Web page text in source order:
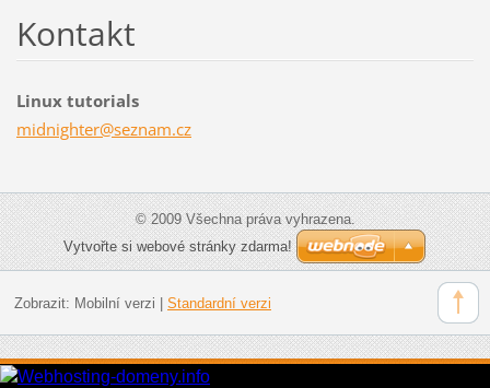
Kontakt
Linux tutorials
midnighter@seznam.cz
© 2009 Všechna práva vyhrazena.
Vytvořte si webové stránky zdarma!
Zobrazit: Mobilní verzi Standardní verzi